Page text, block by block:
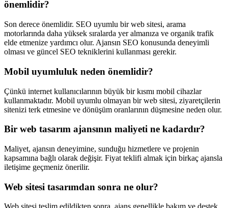
önemlidir?
Son derece önemlidir. SEO uyumlu bir web sitesi, arama
motorlarında daha yüksek sıralarda yer almanıza ve organik trafik
elde etmenize yardımcı olur. Ajansın SEO konusunda deneyimli
olması ve güncel SEO tekniklerini kullanması gerekir.
Mobil uyumluluk neden önemlidir?
Çünkü internet kullanıcılarının büyük bir kısmı mobil cihazlar
kullanmaktadır. Mobil uyumlu olmayan bir web sitesi, ziyaretçilerin
sitenizi terk etmesine ve dönüşüm oranlarının düşmesine neden olur.
Bir web tasarım ajansının maliyeti ne kadardır?
Maliyet, ajansın deneyimine, sunduğu hizmetlere ve projenin
kapsamına bağlı olarak değişir. Fiyat teklifi almak için birkaç ajansla
iletişime geçmeniz önerilir.
Web sitesi tasarımdan sonra ne olur?